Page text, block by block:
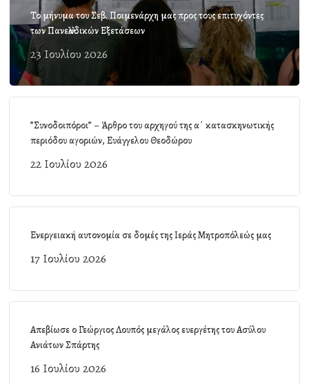
Το μήνυμα του Σεβ. Ποιμενάρχη μας προς τους επιτυχόντες
των Πανελλαδικών Εξετάσεων
23 Ιουλίου 2026
”Συνοδοιπόροι” – Άρθρο του αρχηγού της α΄ κατασκηνωτικής
περιόδου αγοριών, Ευάγγελου Θεοδώρου
22 Ιουλίου 2026
Ενεργειακή αυτονομία σε δομές της Ιεράς Μητροπόλεώς μας
17 Ιουλίου 2026
Απεβίωσε ο Γεώργιος Λουπός μεγάλος ευεργέτης του Ασύλου
Ανιάτων Σπάρτης
16 Ιουλίου 2026